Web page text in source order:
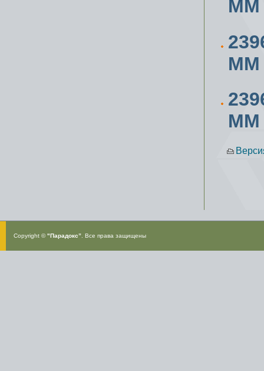
ММ
ММ
ММ
Copyright ©"Парадокс” . Все права защищены